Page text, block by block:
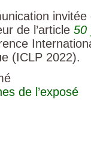
de l’article 50
(ICLP 2022).
de l’exposé